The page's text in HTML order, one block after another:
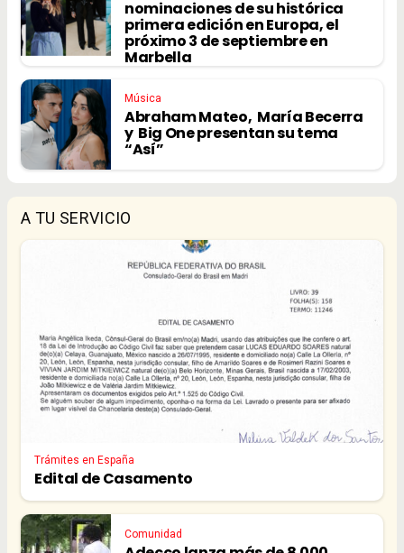
nominaciones de su histórica
primera edición en Europa, el
próximo 3 de septiembre en
Marbella
Música
Abraham Mateo, María Becerra
y Big One presentan su tema
“Así”
A TU SERVICIO
Trámites en España
Edital de Casamento
Comunidad